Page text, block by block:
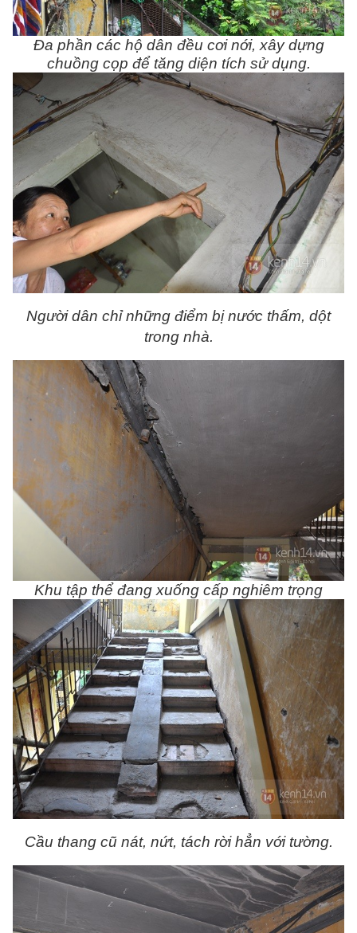
Đa phần các hộ dân đều cơi nới, xây dựng
chuồng cọp để tăng diện tích sử dụng.
Người dân chỉ những điểm bị nước thấm, dột
trong nhà.
Khu tập thể đang xuống cấp nghiêm trọng
Cầu thang cũ nát, nứt, tách rời hẳn với tường.